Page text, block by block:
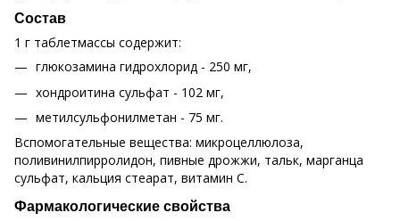
Состав
1 г таблетмассы содержит:
глюкозамина гидрохлорид - 250 мг,
хондроитина сульфат - 102 мг,
метилсульфонилметан - 75 мг.
Вспомогательные вещества: микроцеллюлоза,
поливинилпирролидон, пивные дрожжи, тальк, марганца
сульфат, кальция стеарат, витамин С.
Фармакологические свойства